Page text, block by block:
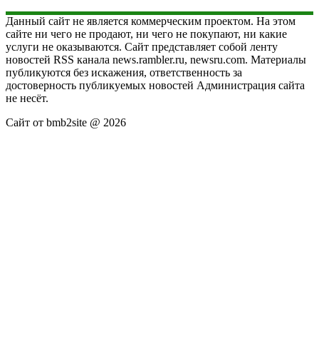
Данный сайт не является коммерческим проектом. На этом
сайте ни чего не продают, ни чего не покупают, ни какие
услуги не оказываются. Сайт представляет собой ленту
новостей RSS канала news.rambler.ru, newsru.com. Материалы
публикуются без искажения, ответственность за
достоверность публикуемых новостей Администрация сайта
не несёт.
Сайт от bmb2site @ 2026